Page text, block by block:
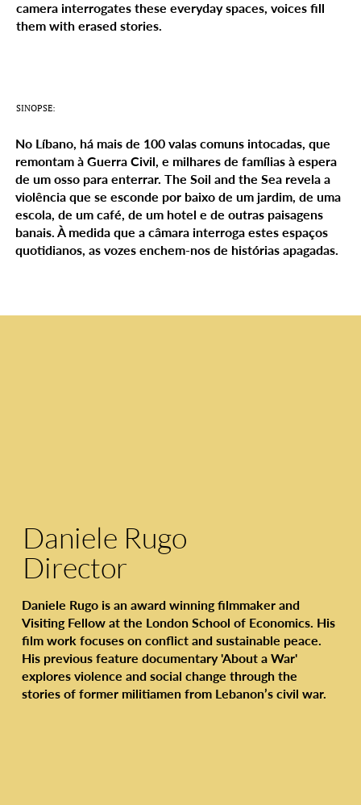
No Líbano, há mais de 100 valas comuns intocadas, que
remontam à Guerra Civil, e milhares de famílias à espera
de um osso para enterrar. The Soil and the Sea revela a
violência que se esconde por baixo de um jardim, de uma
escola, de um café, de um hotel e de outras paisagens
banais. À medida que a câmara interroga estes espaços
quotidianos, as vozes enchem-nos de histórias apagadas.
SINOPSE:
Daniele Rugo
Daniele Rugo is an award winning filmmaker and
Visiting Fellow at the London School of Economics. His
film work focuses on conflict and sustainable peace.
His previous feature documentary 'About a War'
explores violence and social change through the
stories of former militiamen from Lebanon’s civil war.
Director
camera interrogates these everyday spaces, voices fill
them with erased stories.